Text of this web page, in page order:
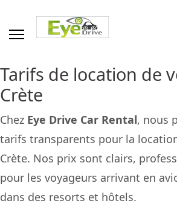
Tarifs de location de
Crète
Chez Eye Drive Car Rental, nous
tarifs transparents pour la
Crète. Nos prix sont clairs,
pour les voyageurs arrivant en
dans des resorts et hôtels.